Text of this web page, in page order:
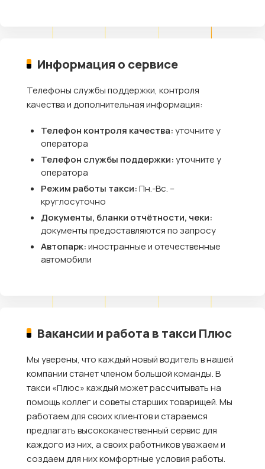
Информация о сервисе
Телефоны службы поддержки, контроля
качества и дополнительная информация:
Телефон контроля качества:уточните у
оператора
Телефон службы поддержки:уточните у
оператора
Режим работы такси:Пн.-Вс. –
круглосуточно
Документы, бланки отчётности, чеки:
документы предоставляются по запросу
Автопарк:иностранные и отечественные
автомобили
Вакансии и работа в такси Плюс
Мы уверены, что каждый новый водитель в нашей
компании станет членом большой команды. В
такси «Плюс» каждый может рассчитывать на
помощь коллег и советы старших товарищей. Мы
работаем для своих клиентов и стараемся
предлагать высококачественный сервис для
каждого из них, а своих работников уважаем и
создаем для них комфортные условия работы.